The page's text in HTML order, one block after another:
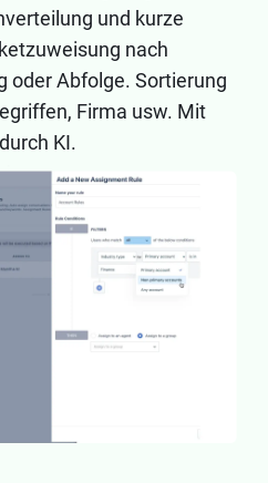
und kurze
nach
oder Abfolge. Sortierung
Firma usw. Mit
KI.